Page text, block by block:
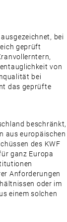
bei
geprüft
von
bei
das geprüfte
beschränkt,
aus europäischen
des KWF
ganz Europa
Anforderungen
oder im
einem solchen